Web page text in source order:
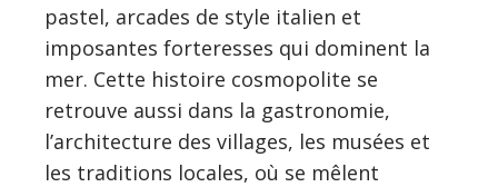
pastel, arcades de style italien et
imposantes forteresses qui dominent la
mer. Cette histoire cosmopolite se
retrouve aussi dans la gastronomie,
l’architecture des villages, les musées et
les traditions locales, où se mêlent